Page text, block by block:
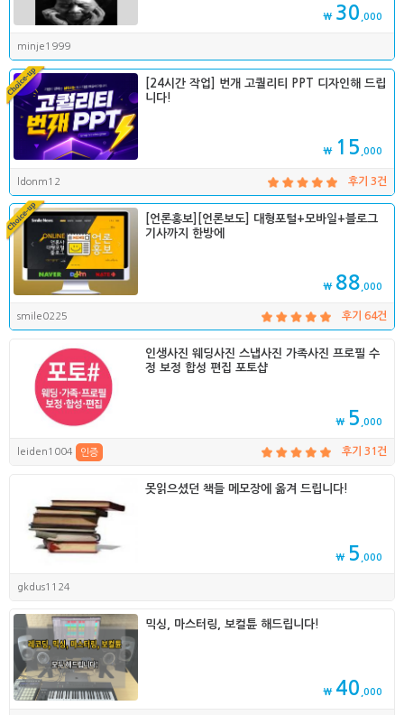
₩ 30 ,000
minje1999
[24시간 작업] 번개 고퀄리티 PPT 디자인해 드립
니다!
₩ 15 ,000
ldonm12 후기 3건
[언론홍보][언론보도] 대형포털+모바일+블로그
기사까지 한방에
₩ 88 ,000
smile0225 후기 64건
인생사진 웨딩사진 스냅사진 가족사진 프로필 수
정 보정 합성 편집 포토샵
₩ 5 ,000
leiden1004 인증 후기 31건
못읽으셨던 책들 메모장에 옮겨 드립니다!
₩ 5 ,000
gkdus1124
믹싱, 마스터링, 보컬튠 해드립니다!
₩ 40 ,000